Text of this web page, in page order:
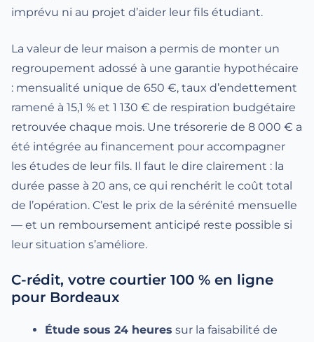
imprévu ni au projet d’aider leur fils étudiant.
La valeur de leur maison a permis de monter un
regroupement adossé à une garantie hypothécaire
: mensualité unique de 650 €, taux d’endettement
ramené à 15,1 % et 1 130 € de respiration budgétaire
retrouvée chaque mois. Une trésorerie de 8 000 € a
été intégrée au financement pour accompagner
les études de leur fils. Il faut le dire clairement : la
durée passe à 20 ans, ce qui renchérit le coût total
de l’opération. C’est le prix de la sérénité mensuelle
— et un remboursement anticipé reste possible si
leur situation s’améliore.
C-rédit, votre courtier 100 % en ligne
pour Bordeaux
Étude sous 24 heures sur la faisabilité de